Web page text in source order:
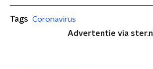
Tags Coronavirus
Advertentie via ster.nl